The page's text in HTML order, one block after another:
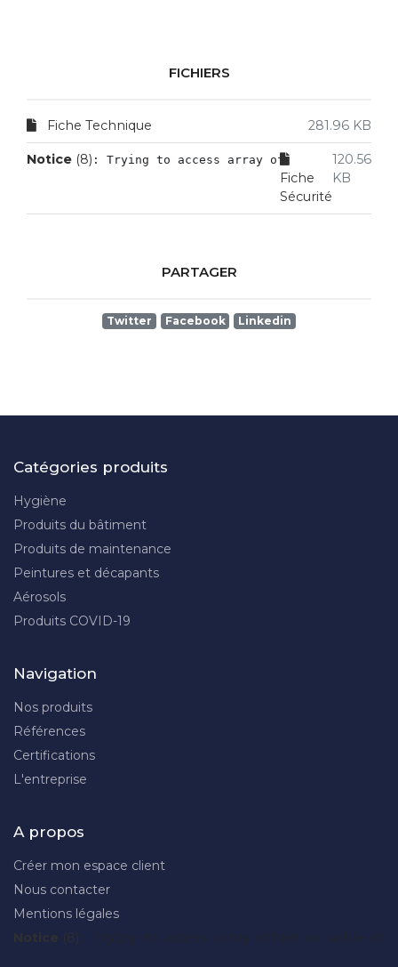
FICHIERS
Fiche Technique 281.96 KB
Notice (8) : Trying to access array offset on value
Fiche
Sécurité
120.56
KB
PARTAGER
Twitter Facebook Linkedin
Catégories produits
Hygiène
Produits du bâtiment
Produits de maintenance
Peintures et décapants
Aérosols
Produits COVID-19
Navigation
Nos produits
Références
Certifications
L'entreprise
A propos
Créer mon espace client
Nous contacter
Mentions légales
: Trying to access array offset on value of